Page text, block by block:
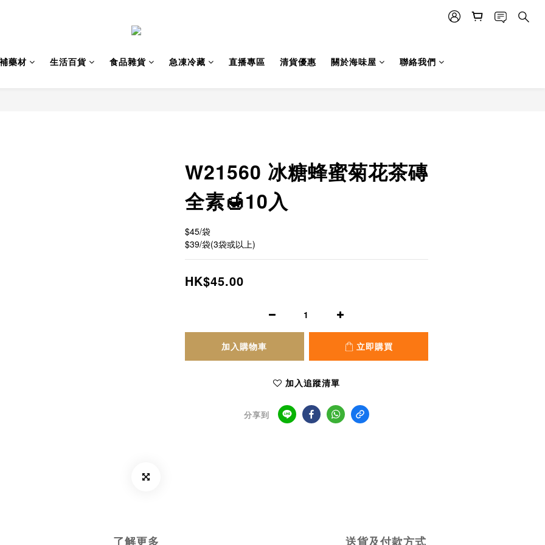
藥材 生活百貨 食品雜貨 急凍冷藏 直播專區 清貨優惠 關於海味屋 聯絡我們
W21560 冰糖蜂蜜菊花茶磚
全素🍯10入
$45/袋
$39/袋(3袋或以上)
HK$45.00
加入購物車 立即購買
加入追蹤清單
分享到
了解更多 送貨及付款方式